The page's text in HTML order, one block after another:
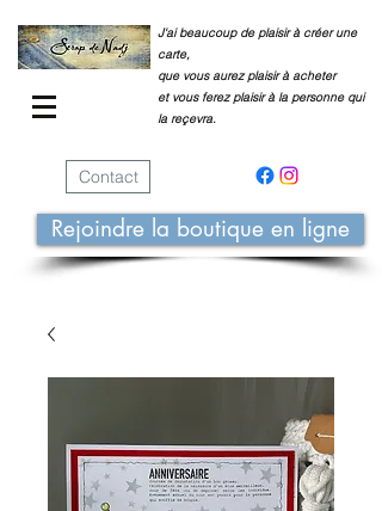
J'ai beaucoup de plaisir à créer une
carte,
que vous aurez plaisir à acheter
et vous ferez plaisir à la personne qui
la reçevra.
Contact
Rejoindre la boutique en ligne